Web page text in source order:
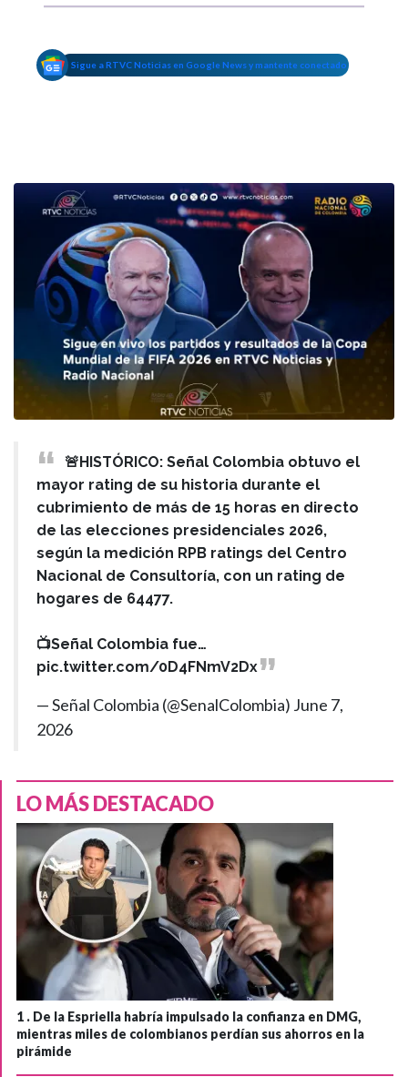
Sigue a RTVC Noticias en Google News y mantente conectado
🚨HISTÓRICO: Señal Colombia obtuvo el
mayor rating de su historia durante el
cubrimiento de más de 15 horas en directo
de las elecciones presidenciales 2026,
según la medición RPB ratings del Centro
Nacional de Consultoría, con un rating de
hogares de 64477.
📺Señal Colombia fue…
pic.twitter.com/0D4FNmV2Dx
— Señal Colombia (@SenalColombia) June 7,
2026
LO MÁS DESTACADO
1 . De la Espriella habría impulsado la confianza en DMG,
mientras miles de colombianos perdían sus ahorros en la
pirámide